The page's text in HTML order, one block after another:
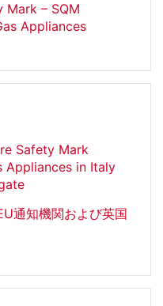
Mark – SQM
Appliances
Safety Mark
Appliances in Italy
通知機関および英国